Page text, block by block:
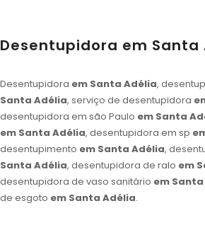
Desentupidora em Santa
Desentupidora em Santa Adélia,
Santa Adélia, serviço de desentupidora
desentupidora em são Paulo em Santa
em Santa Adélia, desentupidora em sp
desentupimento em Santa Adélia,
Santa Adélia, desentupidora de ralo em
desentupidora de vaso sanitário em
de esgoto em Santa Adélia.